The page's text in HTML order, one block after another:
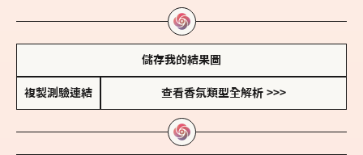
儲存我的結果圖
複製測驗連結 查看香氛類型全解析 >>>